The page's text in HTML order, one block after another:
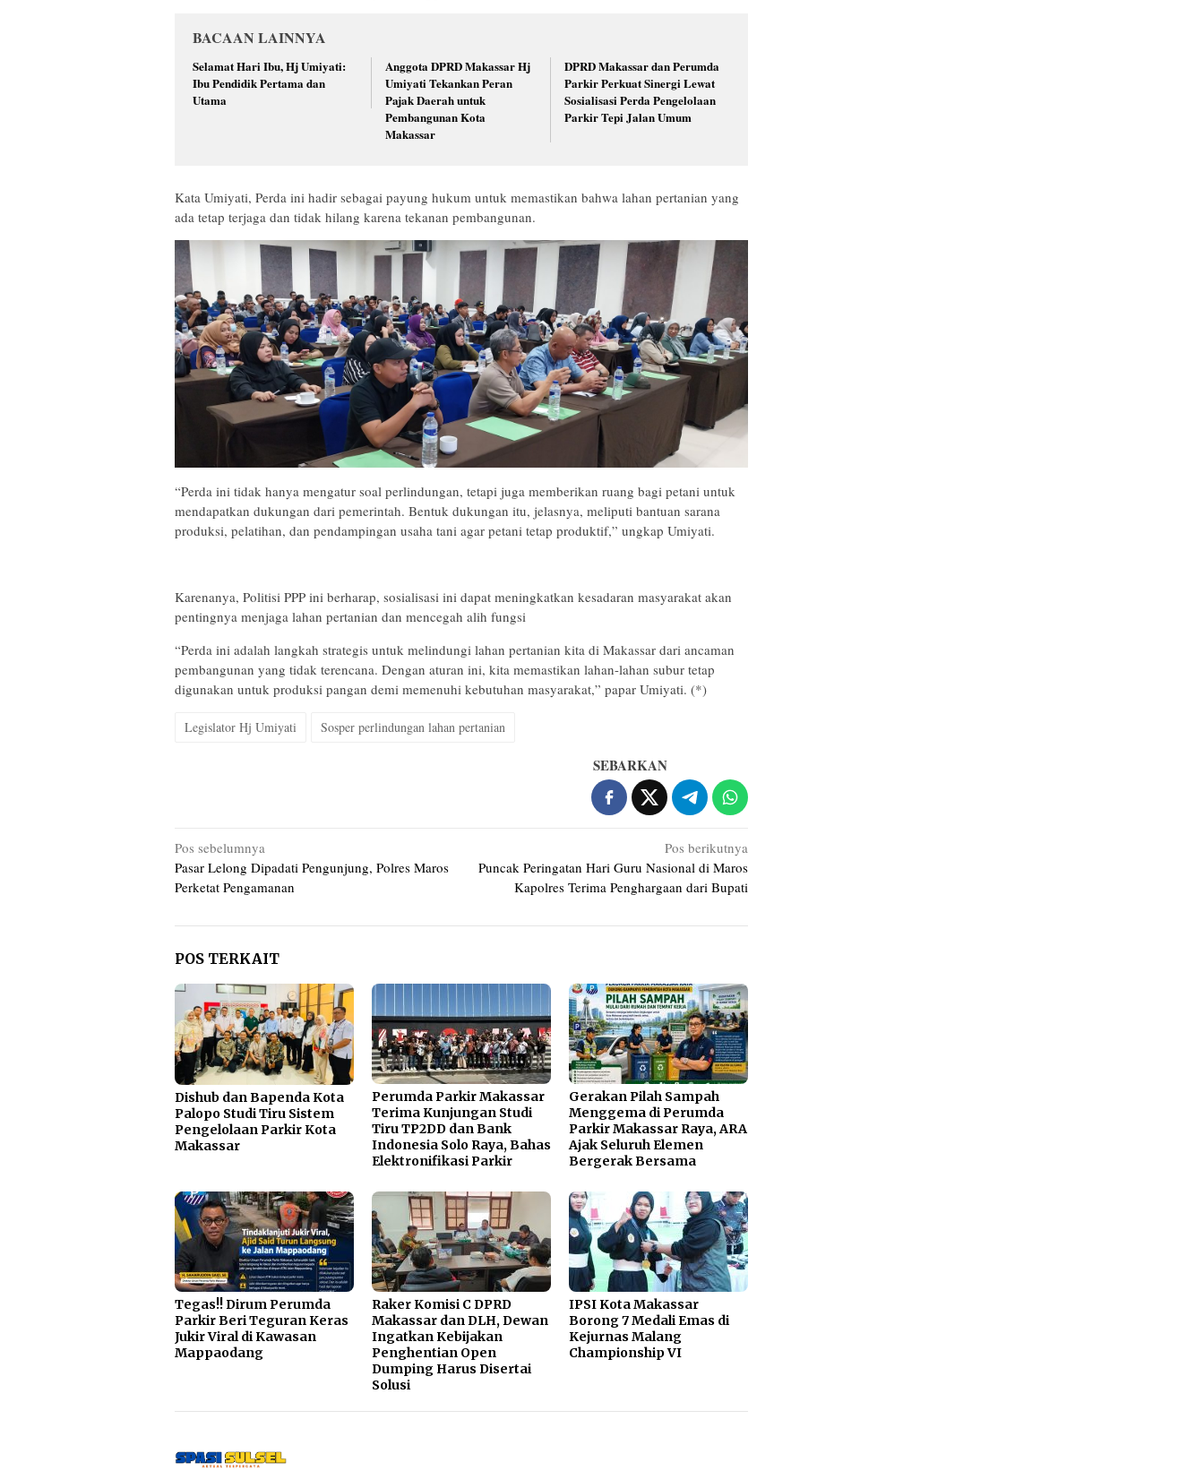
BACAAN LAINNYA
Selamat Hari Ibu, Hj Umiyati:
Ibu Pendidik Pertama dan
Utama
Anggota DPRD Makassar Hj
Umiyati Tekankan Peran
Pajak Daerah untuk
Pembangunan Kota
Makassar
DPRD Makassar dan Perumda
Parkir Perkuat Sinergi Lewat
Sosialisasi Perda Pengelolaan
Parkir Tepi Jalan Umum
Kata Umiyati, Perda ini hadir sebagai payung hukum untuk memastikan bahwa lahan pertanian yang
ada tetap terjaga dan tidak hilang karena tekanan pembangunan.
“Perda ini tidak hanya mengatur soal perlindungan, tetapi juga memberikan ruang bagi petani untuk
mendapatkan dukungan dari pemerintah. Bentuk dukungan itu, jelasnya, meliputi bantuan sarana
produksi, pelatihan, dan pendampingan usaha tani agar petani tetap produktif,” ungkap Umiyati.
Karenanya, Politisi PPP ini berharap, sosialisasi ini dapat meningkatkan kesadaran masyarakat akan
pentingnya menjaga lahan pertanian dan mencegah alih fungsi
“Perda ini adalah langkah strategis untuk melindungi lahan pertanian kita di Makassar dari ancaman
pembangunan yang tidak terencana. Dengan aturan ini, kita memastikan lahan-lahan subur tetap
digunakan untuk produksi pangan demi memenuhi kebutuhan masyarakat,” papar Umiyati. (*)
Legislator Hj Umiyati Sosper perlindungan lahan pertanian
SEBARKAN
Navigasi
pos
Pos sebelumnya
Pasar Lelong Dipadati Pengunjung, Polres Maros
Perketat Pengamanan
Pos berikutnya
Puncak Peringatan Hari Guru Nasional di Maros
Kapolres Terima Penghargaan dari Bupati
POS TERKAIT
Dishub dan Bapenda Kota
Palopo Studi Tiru Sistem
Pengelolaan Parkir Kota
Makassar
Perumda Parkir Makassar
Terima Kunjungan Studi
Tiru TP2DD dan Bank
Indonesia Solo Raya, Bahas
Elektronifikasi Parkir
Gerakan Pilah Sampah
Menggema di Perumda
Parkir Makassar Raya, ARA
Ajak Seluruh Elemen
Bergerak Bersama
Tegas!! Dirum Perumda
Parkir Beri Teguran Keras
Jukir Viral di Kawasan
Mappaodang
Raker Komisi C DPRD
Makassar dan DLH, Dewan
Ingatkan Kebijakan
Penghentian Open
Dumping Harus Disertai
Solusi
IPSI Kota Makassar
Borong 7 Medali Emas di
Kejurnas Malang
Championship VI